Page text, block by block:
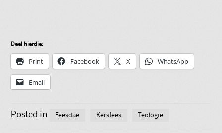
Deel hierdie:
Print Facebook X WhatsApp
Email
Posted in Feesdae Kersfees Teologie